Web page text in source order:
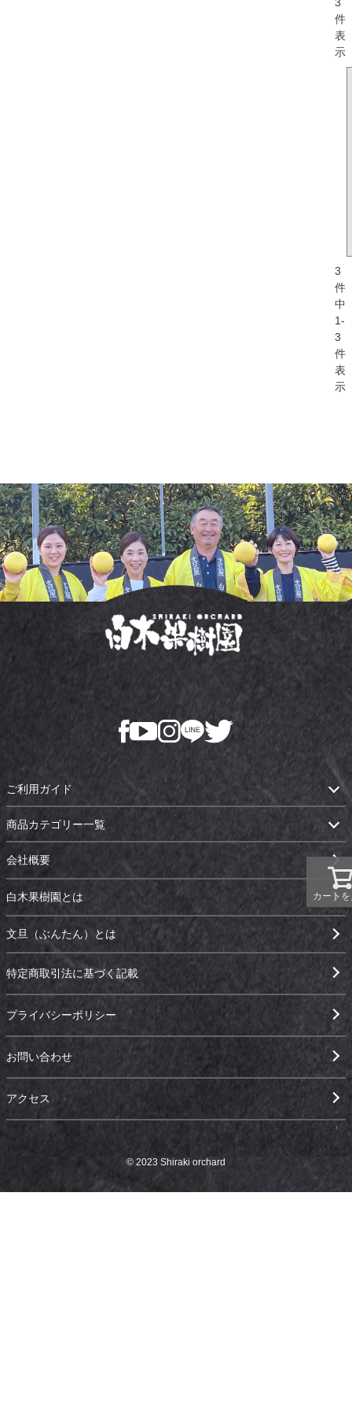
3
件
表
示
3
件
中
1-
3
件
表
示
カート
ご利用ガイド
商品カテゴリー一覧
会社概要
白木果樹園とは
文旦（ぶんたん）とは
特定商取引法に基づく記載
プライバシーポリシー
お問い合わせ
アクセス
© 2023 Shiraki orchard